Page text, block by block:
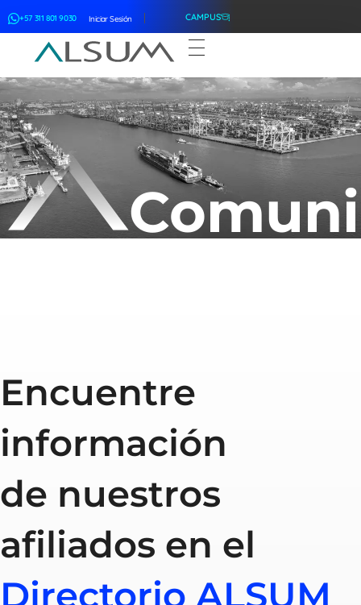
+57 311 801 9030 Iniciar Sesión CAMPUS
ALSUM
Encuentre
información
de nuestros
afiliados en el
Directorio ALSUM